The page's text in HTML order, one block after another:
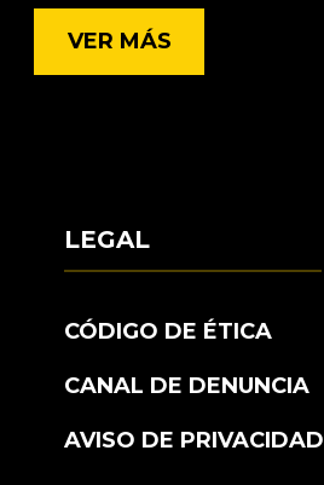
VER MÁS
LEGAL
CÓDIGO DE ÉTICA
CANAL DE DENUNCIA
AVISO DE PRIVACIDAD